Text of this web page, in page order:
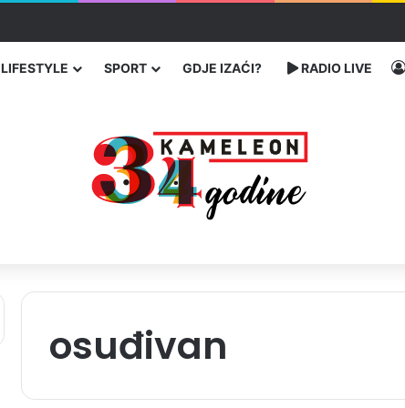
LIFESTYLE SPORT GDJE IZAĆI? RADIO LIVE
osuđivan